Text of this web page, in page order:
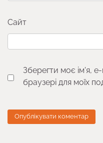
Сайт
Зберегти моє ім'я,
браузері для моїх